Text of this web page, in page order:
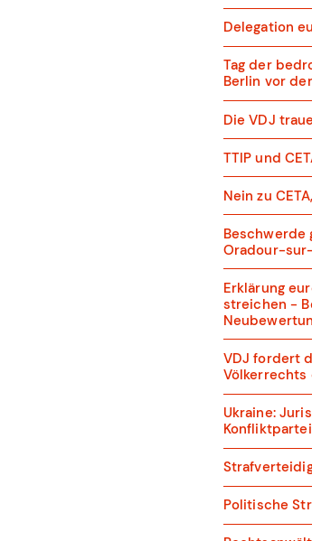
Delegation
Tag der
Berlin vor
Die VDJ
TTIP und
Nein zu
Beschwerde
Oradour-
Erklärung
streichen -
VDJ fordert
Völkerrechts
Ukraine:
Politische